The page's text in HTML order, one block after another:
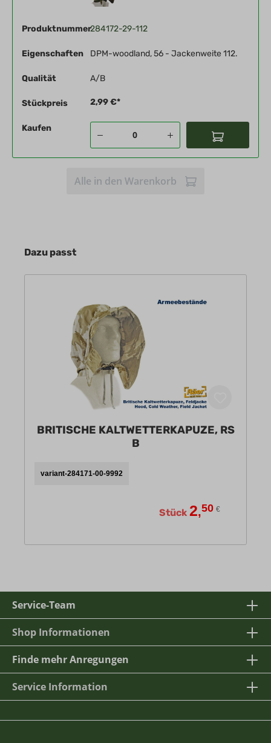
Produktnummer284172-29-112
Eigenschaften DPM-woodland, 56 - Jackenweite 112.
Qualität A/B
Stückpreis 2,99 €*
Kaufen
Alle in den Warenkorb
Dazu passt
BRITISCHE KALTWETTERKAPUZE, RS
B
variant-284171-00-9992
Stück 2,50 €
Service-Team
Shop Informationen
Finde mehr Anregungen
Service Information